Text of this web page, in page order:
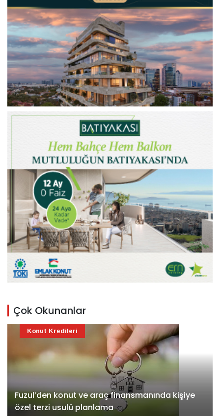
Çok Okunanlar
Fuzul’den konut ve araç finansmanında kişiye
özel terzi usulü planlama
Konut Kredileri